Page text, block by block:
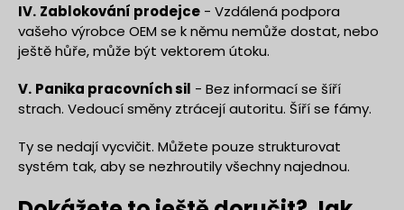
IV. Zablokování prodejce - Vzdálená podpora
vašeho výrobce OEM se k němu nemůže dostat, nebo
ještě hůře, může být vektorem útoku.
V. Panika pracovních sil - Bez informací se šíří
strach. Vedoucí směny ztrácejí autoritu. Šíří se fámy.
Ty se nedají vycvičit. Můžete pouze strukturovat
systém tak, aby se nezhroutily všechny najednou.